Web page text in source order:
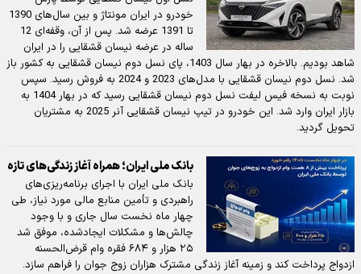
خودرو در ایران مونتاژ و بین سال‌های 1390
تا 1391 عرضه شد. پس از آن، وقفه‌ای 12
ساله در عرضه نیسان قشقایی را در ایران
شاهد بودیم. بالاخره در بهار سال 1403، پای نسل دوم نیسان قشقایی به کشور باز
شد. نسل دوم نیسان قشقایی با مدل‌های 2023 و 2024 به فروش رسید. سپس
نوبت به نسخه فیس لیفت نسل دوم نیسان قشقایی رسید که در بهار 1404 به
بازار ایران وارد شد. این خودرو در تیپ نیسان قشقایی آنر 2025 به مشتریان
تحویل گردید.
بانک ملی ایران؛ همراه آغاز زندگی‌های تازه
بانک ملی ایران با اجرای برنامه‌ریزی‌های
راهبردی و تأمین منابع مالی مورد نیاز، طی
چهار ماه نخست سال جاری و با وجود
چالش‌ها و مشکلات ایجادشده، موفق شد
۲۵ هزار و ۶۸۴ فقره وام قرض‌الحسنه
ازدواج پرداخت کند و زمینه آغاز زندگی مشترک هزاران زوج جوان را فراهم سازد.